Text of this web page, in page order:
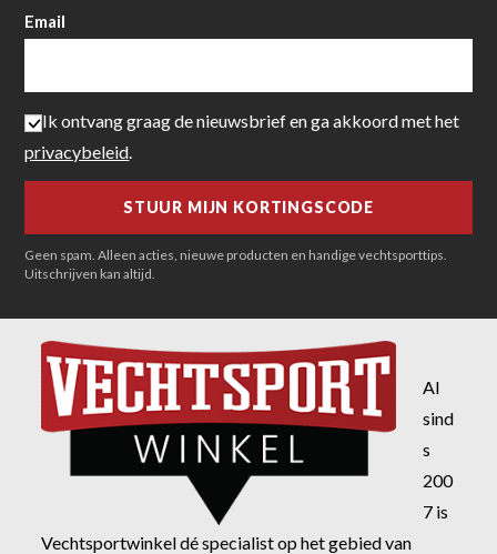
Email
Ik ontvang graag de nieuwsbrief en ga akkoord met het
privacybeleid
Geen spam. Alleen acties, nieuwe producten en handige vechtsporttips.
Uitschrijven kan altijd.
Al
sind
s
200
7 is
Vechtsportwinkel dé specialist op het gebied van